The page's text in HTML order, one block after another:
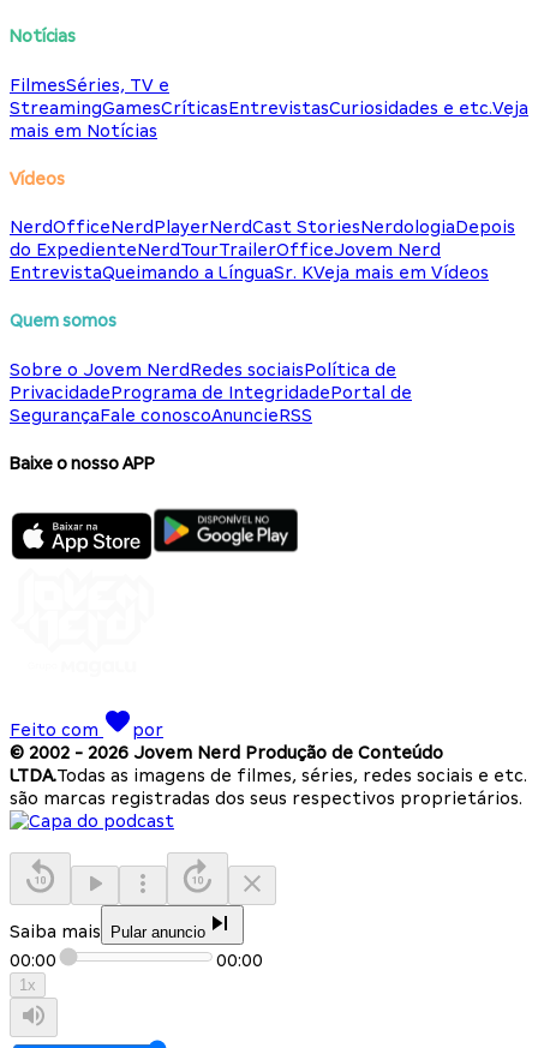
Notícias
FilmesSéries, TV e
StreamingGamesCríticasEntrevistasCuriosidades e etc.Veja
mais em Notícias
Vídeos
NerdOfficeNerdPlayerNerdCast StoriesNerdologiaDepois
do ExpedienteNerdTourTrailerOfficeJovem Nerd
EntrevistaQueimando a LínguaSr. KVeja mais em Vídeos
Quem somos
Sobre o Jovem NerdRedes sociaisPolítica de
PrivacidadePrograma de IntegridadePortal de
SegurançaFale conoscoAnuncieRSS
Baixe o nosso APP
Feito com
por
© 2002 - 2026 Jovem Nerd Produção de Conteúdo
LTDA.Todas as imagens de filmes, séries, redes sociais e etc.
são marcas registradas dos seus respectivos proprietários.
Saiba mais Pular anuncio
00:00 00:00
1x